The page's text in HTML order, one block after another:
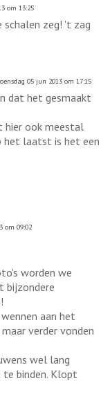
om 13:25
schalen zeg! 't zag
05 jun 2013 om 17:15
dat het gesmaakt
hier ook meestal
het laatst is het een
om 09:02
worden we
bijzondere
aan het
verder vonden
wel lang
binden. Klopt